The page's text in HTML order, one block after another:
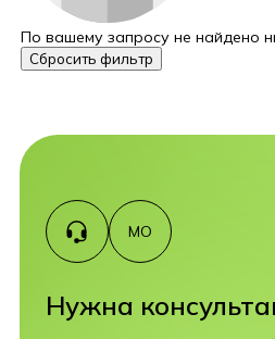
По вашему запросу не найдено
Сбросить фильтр
МО
Нужна